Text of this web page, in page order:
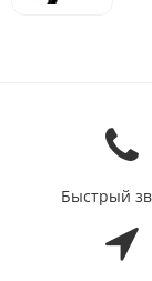
Быстрый